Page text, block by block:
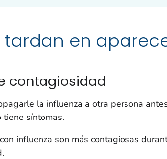
en
contagiosidad
la influenza a otra persona
tiene síntomas.
influenza son más contagiosas